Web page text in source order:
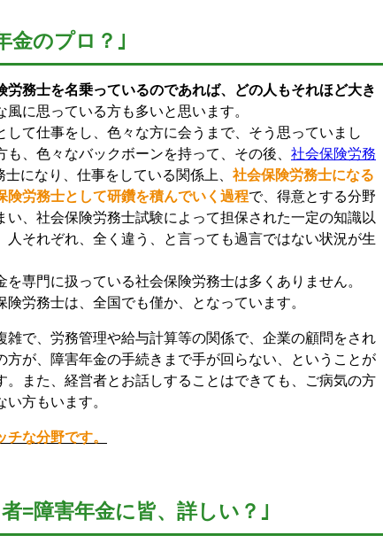
金のプロ？｣
労務士を名乗っているのであれば、どの人もそれほど大き
風に思っている方も多いと思います。
して仕事をし、色々な方に会うまで、そう思っていまし
、色々なバックボーンを持って、その後、 社会保険労務
になり、仕事をしている関係上、 社会保険労務士になる
険労務士として研鑽を積んでいく過程で、得意とする分野
い、社会保険労務士試験によって担保された一定の知識以
人それぞれ、全く違う、と言っても過言ではない状況が生
専門に扱っている社会保険労務士は多くありません。
労務士は、全国でも僅か、となっています。
雑で、労務管理や給与計算等の関係で、企業の顧問をされ
方が、障害年金の手続きまで手が回らない、ということが
。また、経営者とお話しすることはできても、ご病気の方
方もいます。
な分野です。
=障害年金に皆、詳しい？｣